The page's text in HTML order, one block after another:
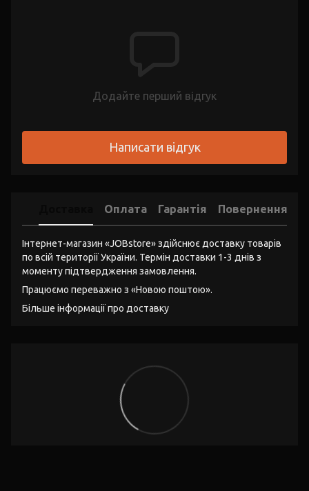
Додайте перший відгук
Написати відгук
Оплата Гарантія Повернення
Інтернет-магазин «JOBstore» здійснює доставку товарів
по всій території України. Термін доставки 1-3 днів з
моменту підтвердження замовлення.
Працюємо переважно з «Новою поштою».
Більше інформації про доставку